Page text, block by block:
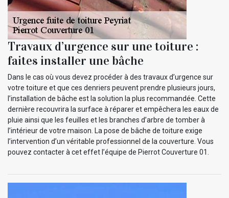
Travaux d’urgence sur une toiture :
faites installer une bâche
Dans le cas où vous devez procéder à des travaux d’urgence sur
votre toiture et que ces denriers peuvent prendre plusieurs jours,
l’installation de bâche est la solution la plus recommandée. Cette
dernière recouvrira la surface à réparer et empêchera les eaux de
pluie ainsi que les feuilles et les branches d’arbre de tomber à
l’intérieur de votre maison. La pose de bâche de toiture exige
l’intervention d’un véritable professionnel de la couverture. Vous
pouvez contacter à cet effet l’équipe de Pierrot Couverture 01.